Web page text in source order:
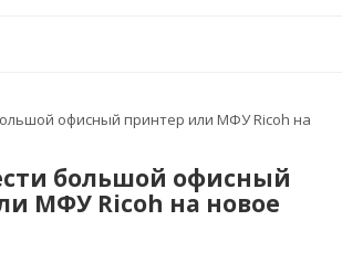
офисный принтер или МФУ Ricoh на
большой офисный
МФУ Ricoh на новое